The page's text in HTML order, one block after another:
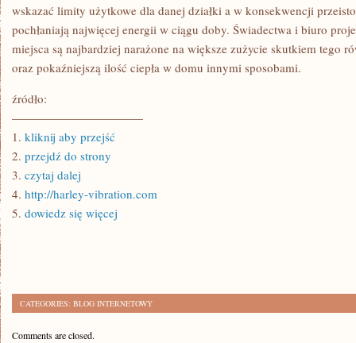
wskazać limity użytkowe dla danej działki a w konsekwencji
pochłaniają najwięcej energii w ciągu doby. Świadectwa i biuro
miejsca są najbardziej narażone na większe zużycie skutkiem tego
oraz pokaźniejszą ilość ciepła w domu innymi sposobami.
źródło:
———————————
1. kliknij aby przejść
2. przejdź do strony
3. czytaj dalej
4. http://harley-vibration.com
5. dowiedz się więcej
CATEGORIES: BLOG INTERNETOWY
Comments are closed.